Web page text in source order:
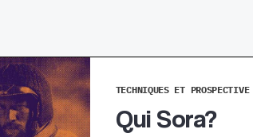
TECHNIQUES ET PROSPECTIVE
Qui Sora?